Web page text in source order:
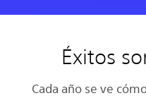
Éxitos
Cada año se ve